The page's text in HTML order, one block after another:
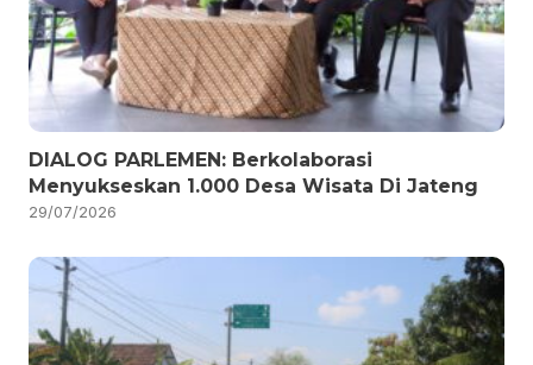
DIALOG PARLEMEN: Berkolaborasi
Menyukseskan 1.000 Desa Wisata Di Jateng
29/07/2026